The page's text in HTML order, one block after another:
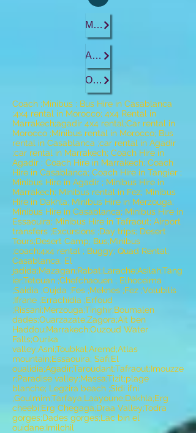
Marrakech
Agadir
Ouarzazate
Coach ;Minibus ; Bus Hire in Casablanca
;4x4 rental in Morocco; 4x4 Rental in
Marrakech;agadir 4x4 rental;Car rental in
Morocco ;Minibus rental in Morocco; Bus
rental in Casablanca ;car rental in Agadir
;car rental in Marrakech; Coach Hire in
Agadir ; Coach Hire in Marrakech; Coach
Hire in Casablanca; Coach Hire in Tangier ;
Minibus Hire in Agadir ; Minibus Hire in
Marrakech; Minibus rental in Fez; Minibus
Hire in Dakhla; Minibus Hire in Merzouga;
Minibus Hire in Casablanca; Minibus Hire in
Essaouira; Minibus Hire in Tafraout; Airport
transfers ;Excursions ;Day trips; Desert
Tours;Desert Camp; Bus;Minibus
;coach;4x4 rental ; Buggy; Quad Rental;
Casablanca; El
jadida;Mazagan;Rabat;Larache;Asilah;Tang
ier;Tetouan ;Chefchaouen ; Elhoceima
;Saidia ;Oujda ;Fes ;Meknes ;Fez ;Volubilis
;Ifrane ;Errachidia ;Erfoud
;Rissani;Merzouga;Tinghir;Boumalen
dades;Ouarzazate;Zagora;Ait ben
Haddou;Marrakech;Ouzoud Water
Falls;Ourika
valley;Asni;Toubkal;Aremd;Atlas
mountain;Essaouira; Safi;El
oualidia;Agadir;Taroudant;Tafraout;Imouzze
r;Paradise valley;Massa;Tizit;plage
blanche; Legzira beach ;Sidi ifni
;Goulmim;Tarfaya;Laayoune;Dakhla;Erg
cheebi;Erg Chegaga;Draa Valley;Todra
gorges;Dades gorges;Lac bin el
ouidane;Imilchil